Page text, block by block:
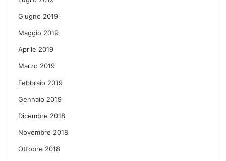
Giugno 2019
Maggio 2019
Aprile 2019
Marzo 2019
Febbraio 2019
Gennaio 2019
Dicembre 2018
Novembre 2018
Ottobre 2018